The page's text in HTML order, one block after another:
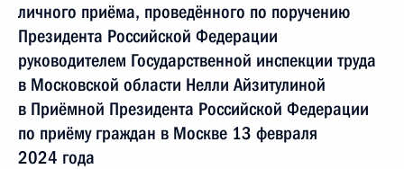
личного приёма, проведённого по поручению
Президента Российской Федерации
руководителем Государственной инспекции труда
в Московской области Нелли Айзитулиной
в Приёмной Президента Российской Федерации
по приёму граждан в Москве 13 февраля
2024 года